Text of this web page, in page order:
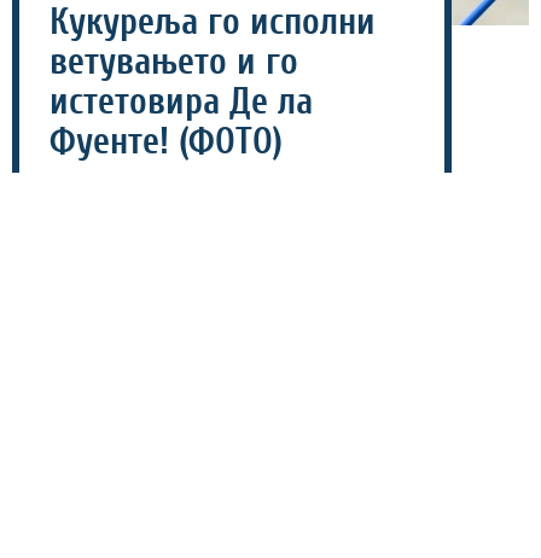
Кукуреља го исполни
ветувањето и го
истетовира Де ла
Фуенте! (ФОТО)